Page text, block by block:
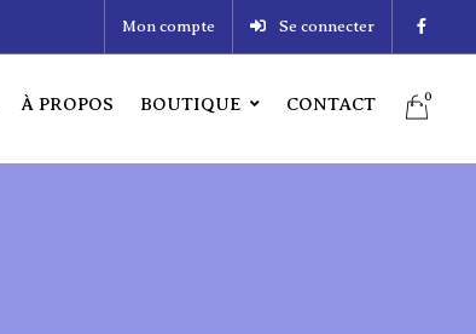
Mon compte Se connecter
À PROPOS BOUTIQUE CONTACT
0
0